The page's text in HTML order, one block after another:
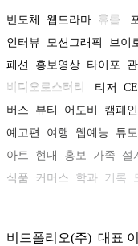
반도체 웹드라마 휴롬
인터뷰
모션그래픽 브이
패션
홍보영상 타이포
비디오로스터리
티저
버스
뷰티 어도비 캠페인
예고편
여행 웹예능 튜
아트
현대 홍보 가족 설
식품
커머스 학과 기록
비드폴리오(주) 대표